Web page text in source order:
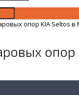
опор KIA Seltos в
опор